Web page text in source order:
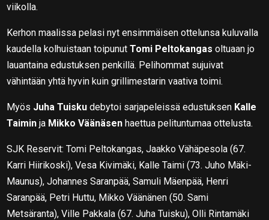
viikolla.
Kerhon maalissa pelasi nyt ensimmäisen ottelunsa kuluvalla
kaudella kolhuistaan toipunutTomi Peltokangas oltuaan jo
lauantaina edustuksen penkillä. Pelihommat sujuivat
vähintään yhtä hyvin kuin grillimestarin vaativa toimi.
Myös Juha Tuisku debytoi sarjapeleissä edustuksen Kalle
Taimin ja Mikko Väänäsenhaettua pelituntumaa ottelusta.
SJK Reservit: Tomi Peltokangas, Jaakko Vähäpesola (67.
Karri Hiirikoski), Vesa Kivimäki, Kalle Taimi (73. Juho Mäki-
Maunus), Johannes Saranpää, Samuli Mäenpää, Henri
Saranpää, Petri Huttu, Mikko Väänänen (50. Sami
Metsäranta), Ville Pakkala (67. Juha Tuisku), Olli Rintamäki